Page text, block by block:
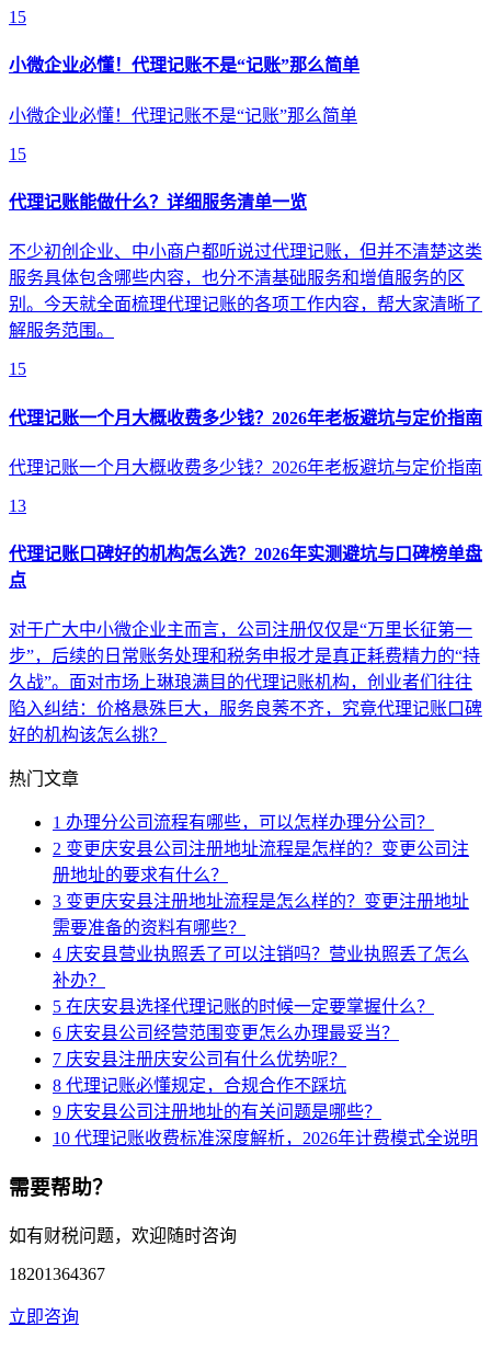
15
小微企业必懂！代理记账不是“记账”那么简单
小微企业必懂！代理记账不是“记账”那么简单
15
代理记账能做什么？详细服务清单一览
不少初创企业、中小商户都听说过代理记账，但并不清楚这类
服务具体包含哪些内容，也分不清基础服务和增值服务的区
别。今天就全面梳理代理记账的各项工作内容，帮大家清晰了
解服务范围。
15
代理记账一个月大概收费多少钱？2026年老板避坑与定价指南
代理记账一个月大概收费多少钱？2026年老板避坑与定价指南
13
代理记账口碑好的机构怎么选？2026年实测避坑与口碑榜单盘
点
对于广大中小微企业主而言，公司注册仅仅是“万里长征第一
步”，后续的日常账务处理和税务申报才是真正耗费精力的“持
久战”。面对市场上琳琅满目的代理记账机构，创业者们往往
陷入纠结：价格悬殊巨大，服务良莠不齐，究竟代理记账口碑
好的机构该怎么挑？
热门文章
1 办理分公司流程有哪些，可以怎样办理分公司？
2 变更庆安县公司注册地址流程是怎样的？变更公司注
册地址的要求有什么？
3 变更庆安县注册地址流程是怎么样的？变更注册地址
需要准备的资料有哪些？
4 庆安县营业执照丢了可以注销吗？营业执照丢了怎么
补办？
5 在庆安县选择代理记账的时候一定要掌握什么？
6 庆安县公司经营范围变更怎么办理最妥当？
7 庆安县注册庆安公司有什么优势呢？
8 代理记账必懂规定，合规合作不踩坑
9 庆安县公司注册地址的有关问题是哪些？
10 代理记账收费标准深度解析，2026年计费模式全说明
需要帮助？
如有财税问题，欢迎随时咨询
18201364367
立即咨询